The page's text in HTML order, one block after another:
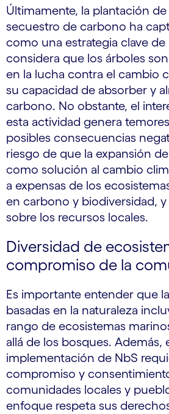
Últimamente, la plantación
secuestro de carbono ha
como una estrategia clave de
considera que los árboles
en la lucha contra el cambio
su capacidad de absorber y
carbono. No obstante, el
esta actividad genera
posibles consecuencias
riesgo de que la expansión
como solución al cambio
a expensas de los
en carbono y biodiversidad,
sobre los recursos locales.
Diversidad de
compromiso de la
Es importante entender que
basadas en la naturaleza
rango de ecosistemas
allá de los bosques. Además,
implementación de NbS
compromiso y
comunidades locales y
enfoque respeta sus